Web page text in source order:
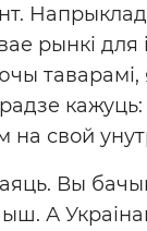
рынкі
на свой
Вы
А